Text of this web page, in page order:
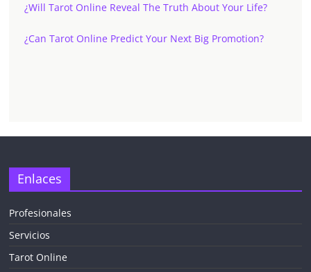
¿Will Tarot Online Reveal The Truth About Your Life?
¿Can Tarot Online Predict Your Next Big Promotion?
Enlaces
Profesionales
Servicios
Tarot Online